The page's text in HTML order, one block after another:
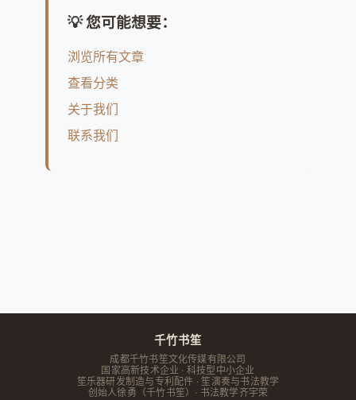
💡 您可能想要：
浏览所有文章
查看分类
关于我们
联系我们
千竹书笙
成都千竹书笙文化传媒有限公司
国家高新技术企业 · 科技型中小企业
笙乐器研发制造与专利配件 · 笙演奏与书法教学
创始人徐勇 （千竹书笙）· 书法教学齐宇荣